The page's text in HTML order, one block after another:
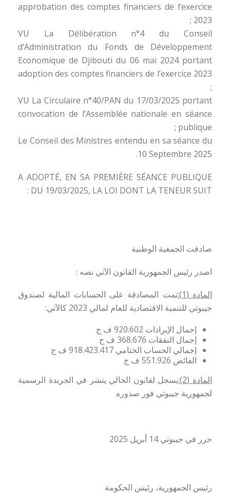
approbation des comptes financiers de l’exercice
2023 ;
VU La Délibération n°4 du Conseil
d’Administration du Fonds de Développement
Economique de Djibouti du 06 mai 2024 portant
adoption des comptes financiers de l’exercice 2023
;
VU La Circulaire n°40/PAN du 17/03/2025 portant
convocation de l’Assemblée nationale en séance
publique ;
Le Conseil des Ministres entendu en sa séance du
10 Septembre 2025.
A ADOPTÉ, EN SA PREMIÈRE SÉANCE PUBLIQUE
DU 19/03/2025, LA LOI DONT LA TENEUR SUIT :
صادقت الجمعية الوطنية
اصدر رئيس الجمهورية القانون الآتي نصه :
المادة (1):
تمت المصادقة على الحسابات المالية لصندوق
جيبوتي للتنمية الاقتصادية للعام لمالي 2023 كالآتي:
إجمال الإيرادات 920.602 ف ج
إجمال النفقات 368.676 ف ج
إجمالي الحساب الختامي 918.423.417 ف ج
الفائض 551.926 ف ج
المادة (2):
يسجل لقانون الحالي ينشر في الجريدة الرسمية
لجمهورية جيبوتي فور صدوره
حرر في جيبوتي 14 أبريل 2025
رئيس الجمهورية، رئيس الحكومة